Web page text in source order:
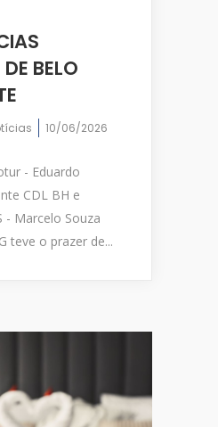
BELO
10/06/2026
- Eduardo
CDL BH e
- Marcelo Souza
teve o prazer de...